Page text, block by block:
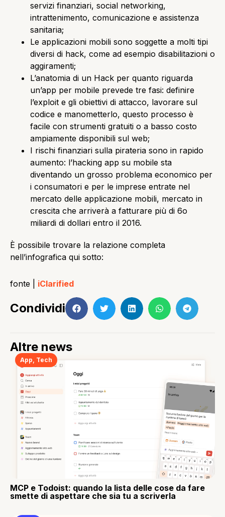
servizi finanziari, social networking,
intrattenimento, comunicazione e assistenza
sanitaria;
Le applicazioni mobili sono soggette a molti tipi
diversi di hack, come ad esempio disabilitazioni o
aggiramenti;
L’anatomia di un Hack per quanto riguarda
un’app per mobile prevede tre fasi: definire
l’exploit e gli obiettivi di attacco, lavorare sul
codice e manometterlo, questo processo è
facile con strumenti gratuiti o a basso costo
ampiamente disponibili sul web;
I rischi finanziari sulla pirateria sono in rapido
aumento: l’hacking app su mobile sta
diventando un grosso problema economico per
i consumatori e per le imprese entrate nel
mercato delle applicazione mobili, mercato in
crescita che arriverà a fatturare più di 6o
miliardi di dollari entro il 2016.
È possibile trovare la relazione completa
nell’infografica qui sotto:
fonte | iClarified
Condividi
Altre news
App Tech
MCP e Todoist: quando la lista delle cose da fare
smette di aspettare che sia tu a scriverla